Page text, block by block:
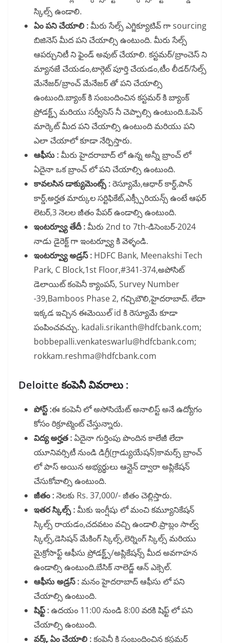
స్కిల్స్ ఉండాలి.
ఏం పని చేయాలి :మీరు సేల్స్ ఎగ్జిక్యూటివ్ గా sourcing
బిజినెస్ మీద పని చేయాల్సి ఉంటుంది. మీరు సేల్స్
ఆపర్చునిటీ ని ఫైండ్ అవుట్ చేయాలి. కస్టమర్/బ్రాంచెస్ ని
మ్యానజే చేయడం,టార్గెట్ పూర్తి చేయడం,టీం లీడర్/సేల్స్
మేనేజర్/బ్రాంచ్ మేనేజర్ తో పని చేయాల్సి
ఉంటుంది.బ్యాంక్ కి సంబందించిన కస్టమర్ కి బ్యాంక్
ప్రోడక్ట్స్ మరియు సర్వీసెస్ నీ చెప్పాల్సి ఉంటుంది.ఓపెన్
మార్కెట్ మీద పని చేయాల్సి ఉంటుంది మరియు పని
ఎలా చేయాలో కూడా నేర్పిస్తారు.
ఆఫీసు :మీరు హైదరాబాద్ లో ఉన్న అన్నీ బ్రాంచ్ లో
ఏదైనా ఒక బ్రాంచ్ లో పని చేయాల్సి ఉంటుంది.
కావలసిన డాక్యుమెంట్స్ :రెస్యూమే,ఆధార్ కార్డ్,పాన్
కార్డ్,అర్హత మార్కుల సర్టిఫికేట్,ఎక్స్పీరియన్స్ ఉంటే ఆఫర్
లెటర్,3 నెలల జీతం పేపర్ ఉండాల్సి ఉంటుంది.
ఇంటర్వ్యూ తేదీ :మీరు 2nd to 7th-డిసెంబర్-2024
నాడు డైరెక్ట్ గా ఇంటర్వ్యూ కి వెళ్ళండి.
ఇంటర్వ్యూ అడ్రస్ : HDFC Bank, Meenakshi Tech
Park, C Block,1st Floor,#341-374,అపోసిట్
డెలాయిట్ కంపెనీ క్యాంపస్, Survey Number
-39,Bamboos Phase 2, గచ్చిబౌలి,హైదరాబాద్. లేదా
ఇక్కడ ఇచ్చిన ఈమెయిల్ id కి రెస్యూమే కూడా
పంపించవచ్చు. kadali.srikanth@hdfcbank.com;
bobbepalli.venkateswarlu@hdfcbank.com;
rokkam.reshma@hdfcbank.com
Deloitte కంపెనీ వివరాలు :
పోస్ట్ :ఈ కంపెనీ లో అసోసియేట్ అనాలిస్ట్ అనే ఉద్యోగం
కోసం రిక్రూట్మెంట్ చేస్తున్నారు.
విద్య అర్హత :ఏదైనా గుర్తింపు పొందిన కాలేజీ లేదా
యూనివర్సిటీ నుండి డిగ్రీ(గ్రాడ్యుయేషన్)కామర్స్ బ్రాంచ్
లో పాస్ అయిన అభ్యర్థులు ఆన్లైన్ ద్వారా అప్లికేషన్
చేసుకోవాల్సి ఉంటుంది.
జీతం :నెలకు Rs. 37,000/- జీతం చెల్లిస్తారు.
ఇతర స్కిల్స్ :మీకు ఇంగ్షీషు లో మంచి కమ్యూనికేషన్
స్కిల్స్ రాయడం,చదవటం వచ్చి ఉండాలి.ప్రాబ్లం సాల్వ్
స్కిల్స్,డెసిషన్ మేకింగ్ స్కిల్స్,లెర్నింగ్ స్కిల్స్ మరియు
మైక్రోసాఫ్ట్ ఆఫీసు ప్రోడక్ట్స్/అప్లికేషన్స్ మీద అవగాహన
ఉండాల్సి ఉంటుంది.బేసిక్ నాలెడ్జ్ ఆన్ ఎక్సెల్.
ఆఫీసు అడ్రస్ :మనం హైదరాబాద్ ఆఫీసు లో పని
చేయాల్సి ఉంటుంది.
షిఫ్ట్ :ఉదయం 11:00 నుండి 8:00 వరకి షిఫ్ట్ లో పని
చేయాల్సి ఉంటుంది.
వర్క్ ఏం చేయాలి :కంపెనీ కి సంబందించిన కస్టమర్